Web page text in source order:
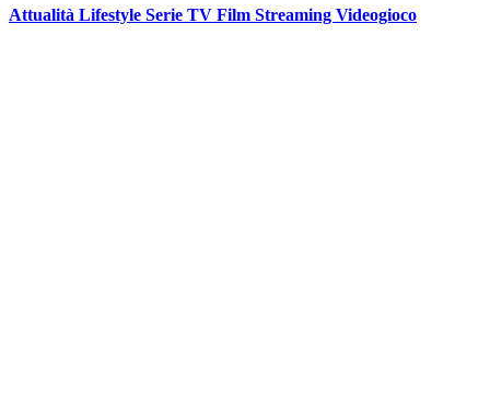
Attualità Lifestyle Serie TV Film Streaming Videogioco